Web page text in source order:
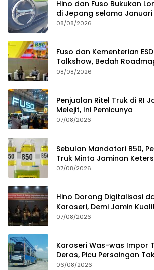
Hino dan Fuso Bukukan
di Jepang selama Januari
08/08/2026
Fuso dan Kementerian
Talkshow, Bedah
Dampaknya
08/08/2026
Penjualan Ritel Truk di RI
Melejit, Ini Pemicunya
07/08/2026
Sebulan Mandatori B50,
Truk Minta Jaminan
07/08/2026
Hino Dorong Digitalisasi
Karoseri, Demi Jamin
Pelanggan
07/08/2026
Karoseri Was-was Impor
Deras, Picu Persaingan
06/08/2026